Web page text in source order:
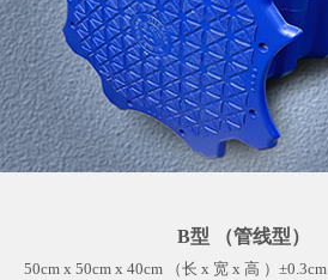
B型 （管线型）
50cm x 50cm x 40cm （长 x 宽 x 高 ）±0.3cm